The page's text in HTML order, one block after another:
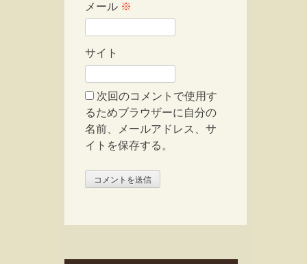
メール ※
サイト
次回のコメントで使用す
るためブラウザーに自分の
名前、メールアドレス、サ
イトを保存する。